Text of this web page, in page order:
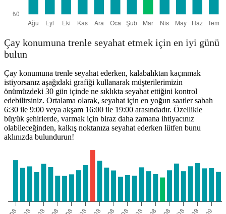
Çay konumuna trenle seyahat etmek için en iyi günü
bulun
Çay konumuna trenle seyahat ederken, kalabalıktan kaçınmak
istiyorsanız aşağıdaki grafiği kullanarak müşterilerimizin
önümüzdeki 30 gün içinde ne sıklıkta seyahat ettiğini kontrol
edebilirsiniz. Ortalama olarak, seyahat için en yoğun saatler sabah
6:30 ile 9:00 veya akşam 16:00 ile 19:00 arasındadır. Özellikle
büyük şehirlerde, varmak için biraz daha zamana ihtiyacınız
olabileceğinden, kalkış noktanıza seyahat ederken lütfen bunu
aklınızda bulundurun!